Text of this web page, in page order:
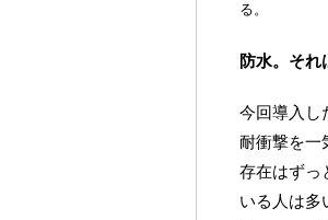
る。
防水。それ
今回導入し
耐衝撃を一
存在はずっ
いる人は多